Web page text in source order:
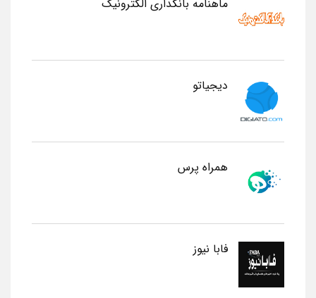
ماهنامه بانکداری الکترونیک
دیجیاتو
همراه پرس
فابا نیوز